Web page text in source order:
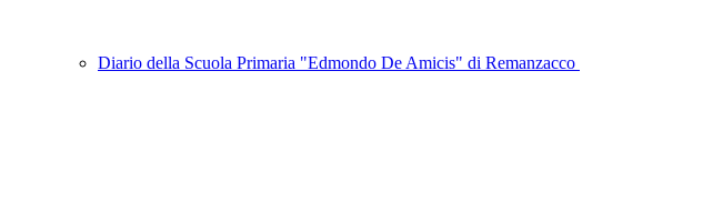
Diario della Scuola Primaria "Edmondo De Amicis" di Remanzacco